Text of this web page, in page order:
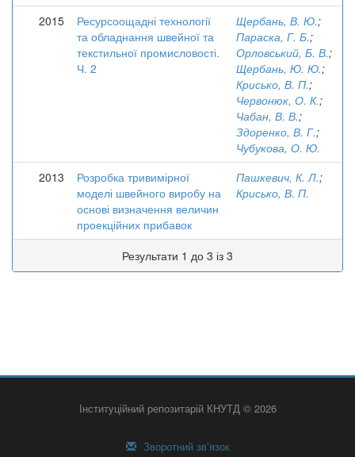
2015
Ресурсоощадні технології
та обладнання швейної та
текстильної промисловості.
Ч. 2
Щербань, В. Ю.;
Параска, Г. Б.;
Орловський, Б. В.;
Щербань, Ю. Ю.;
Крисько, В. П.;
Червонюк, О. К.;
Чабан, В. В.;
Здоренко, В. Г.;
Чубукова, О. Ю.
2013
Розробка тривимірної
моделі швейного виробу на
основі визначення величин
проекційних прибавок
Пашкевич, К. Л.;
Крисько, В. П.
Результати 1 до 3 із 3
Інституційний репозитарій КНУТД © 2026
Зворотний зв’язок